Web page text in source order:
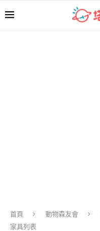
首頁 動物森友會
家具列表